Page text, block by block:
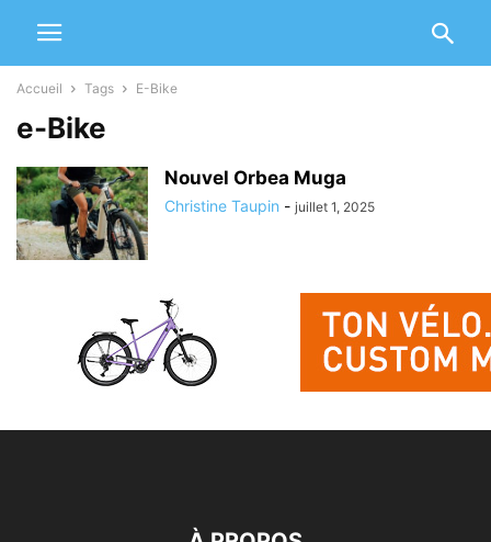
Accueil Tags E-Bike
e-Bike
Nouvel Orbea Muga
Christine Taupin - juillet 1, 2025